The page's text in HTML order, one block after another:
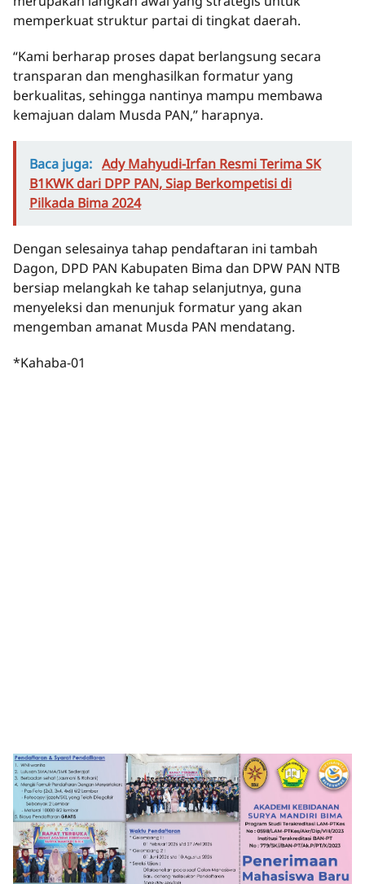
memperkuat struktur partai di tingkat daerah.
“Kami berharap proses dapat berlangsung secara
transparan dan menghasilkan formatur yang
berkualitas, sehingga nantinya mampu membawa
kemajuan dalam Musda PAN,” harapnya.
Baca juga: Ady Mahyudi-Irfan Resmi Terima SK
B1KWK dari DPP PAN, Siap Berkompetisi di
Pilkada Bima 2024
Dengan selesainya tahap pendaftaran ini tambah
Dagon, DPD PAN Kabupaten Bima dan DPW PAN NTB
bersiap melangkah ke tahap selanjutnya, guna
menyeleksi dan menunjuk formatur yang akan
mengemban amanat Musda PAN mendatang.
*Kahaba-01